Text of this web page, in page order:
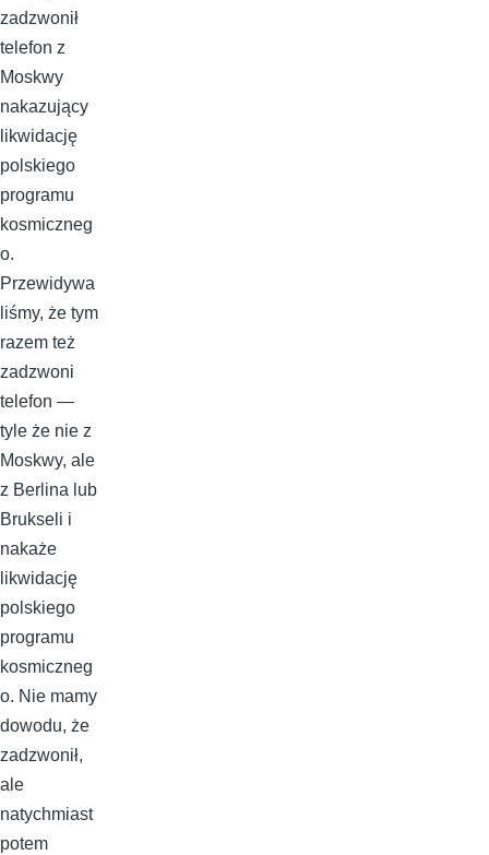
zadzwonił
telefon z
Moskwy
nakazujący
likwidację
polskiego
programu
kosmiczneg
o.
Przewidywa
liśmy, że tym
razem też
zadzwoni
telefon —
tyle że nie z
Moskwy, ale
z Berlina lub
Brukseli i
nakaże
likwidację
polskiego
programu
kosmiczneg
o. Nie mamy
dowodu, że
zadzwonił,
ale
natychmiast
potem